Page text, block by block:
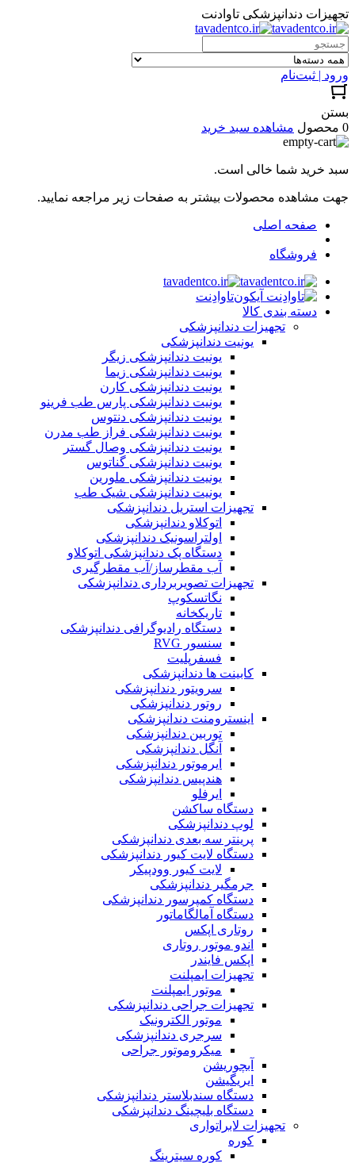
تجهیزات دندانپزشکی تاوادنت
ورود | ثبت‌نام
بستن
0 محصول
مشاهده سبد خرید
سبد خرید شما خالی است.
جهت مشاهده محصولات بیشتر به صفحات زیر مراجعه نمایید.
صفحه اصلی
فروشگاه
تاوادِنت
دسته بندی کالا
تجهیزات دندانپزشکی
یونیت دندانپزشکی
یونیت دندانپزشکی زیگر
یونیت دندانپزشکی زیما
یونیت دندانپزشکی کارن
یونیت دندانپزشکی پارس طب فرینو
یونیت دندانپزشکی دنتوس
یونیت دندانپزشکی فراز طب مدرن
یونیت دندانپزشکی وصال گستر
یونیت دندانپزشکی گناتوس
یونیت دندانپزشکی ملورین
یونیت دندانپزشکی شیک طب
تجهیزات استریل دندانپزشکی
اتوکلاو دندانپزشکی
اولتراسونیک دندانپزشکی
دستگاه پک دندانپزشکی اتوکلاو
آب مقطرساز/آب مقطرگیری
تجهیزات تصویربرداری دندانپزشکی
نگاتسکوپ
تاریکخانه
دستگاه‌ رادیوگرافی دندانپزشکی
سنسور RVG
فسفرپلیت
کابینت ها دندانپزشکی
سرویتور دندانپزشکی
روتور دندانپزشکی
اینسترومنت دندانپزشکی
توربین دندانپزشکی
آنگل دندانپزشکی
ایرموتور دندانپزشکی
هندپیس دندانپزشکی
ایرفلو
دستگاه ساکشن
لوپ دندانپزشکی
پرینتر سه بعدی دندانپزشکی
دستگاه لایت کیور دندانپزشکی
لایت کیور وودپیکر
جرمگیر دندانپزشکی
دستگاه کمپرسور دندانپزشکی
دستگاه آمالگاماتور
روتاری اپکس
اندو موتور روتاری
اپکس فایندر
تجهیزات ایمپلنت
موتور ایمپلنت
تجهیزات جراحی دندانپزشکی
موتور الکترونیک
سرجری دندانپزشکی
میکروموتور جراحی
آبچوریشن
ایریگیشن
دستگاه سندبلاستر دندانپزشکی
دستگاه بلیچینگ دندانپزشکی
تجهیزات لابراتواری
کوره
کوره سیترینگ